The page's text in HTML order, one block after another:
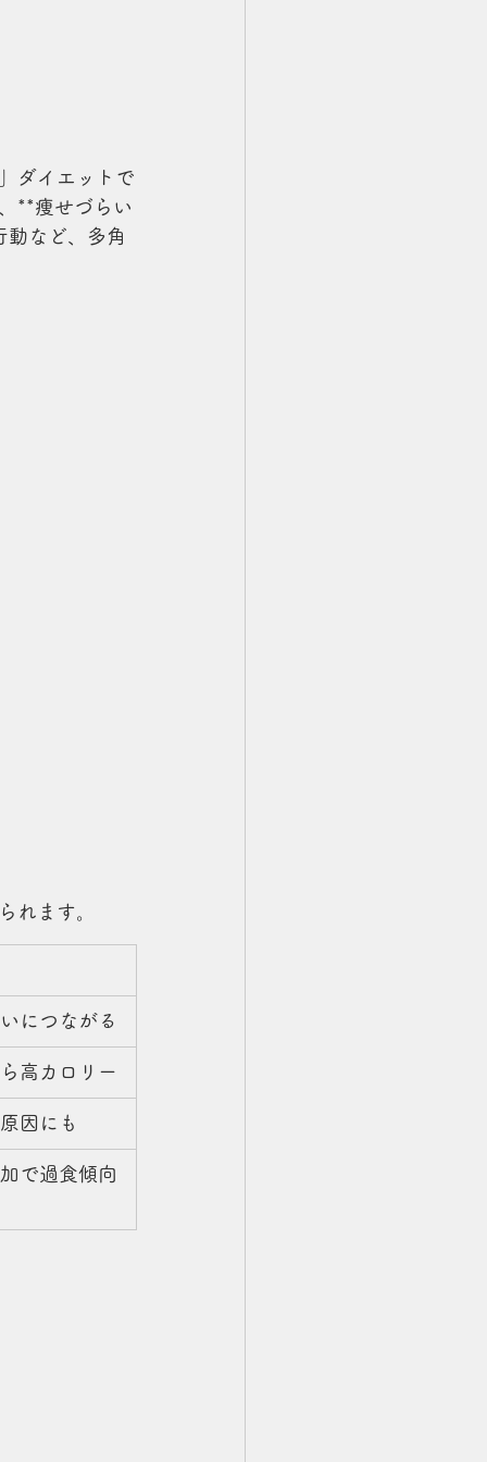
ダイエットで
**痩せづらい
動など、多角
れます。
につながる
高カロリー
因にも
で過食傾向